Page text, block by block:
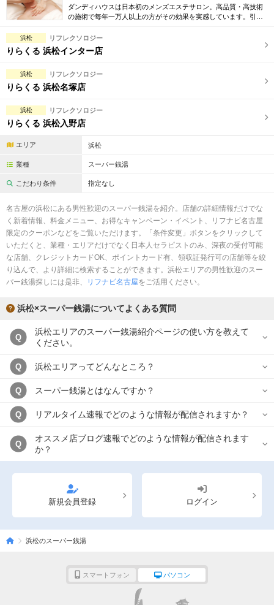
ダンディハウスは日本初のメンズエステサロン。高品質・高技術
の施術で毎年一万人以上の方がその効果を実感しています。引き
に取り揃えています。
浜松 リフレクソロジー
りらくる 浜松インター店
浜松 リフレクソロジー
りらくる 浜松名塚店
浜松 リフレクソロジー
りらくる 浜松入野店
エリア 浜松
業種 スーパー銭湯
こだわり条件 指定なし
名古屋の浜松にある男性歓迎のスーパー銭湯を紹介。店舗の詳細情報だけでな
く新着情報、料金メニュー、お得なキャンペーン・イベント、リフナビ名古屋
限定のクーポンなどをご覧いただけます。「条件変更」ボタンをクリックして
いただくと、業種・エリアだけでなく日本人セラピストのみ、深夜の受付可能
な店舗、クレジットカードOK、ポイントカード有、領収証発行可の店舗等を絞
り込んで、より詳細に検索することができます。浜松エリアの男性歓迎のスー
パー銭湯探しには是非、
リフナビ名古屋をご活用ください。
浜松×スーパー銭湯についてよくある質問
Q
浜松エリアのスーパー銭湯紹介ページの使い方を教えて
ください。
Q 浜松エリアってどんなところ？
Q スーパー銭湯とはなんですか？
Q リアルタイム速報でどのような情報が配信されますか？
Q
オススメ店ブログ速報でどのような情報が配信されます
か？
新規会員登録 ログイン
浜松のスーパー銭湯
スマートフォン パソコン